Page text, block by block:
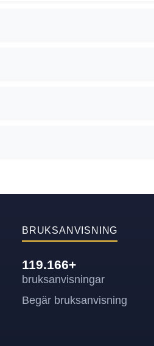
BRUKSANVISNING
119.166+
bruksanvisningar
Begär bruksanvisning